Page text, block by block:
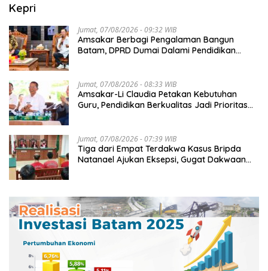
Kepri
Jumat, 07/08/2026 - 09:32 WIB
Amsakar Berbagi Pengalaman Bangun
Batam, DPRD Dumai Dalami Pendidikan
Jumat, 07/08/2026 - 08:33 WIB
Amsakar-Li Claudia Petakan Kebutuhan
Guru, Pendidikan Berkualitas Jadi Prioritas
Jumat, 07/08/2026 - 07:39 WIB
Tiga dari Empat Terdakwa Kasus Bripda
Natanael Ajukan Eksepsi, Gugat Dakwaan